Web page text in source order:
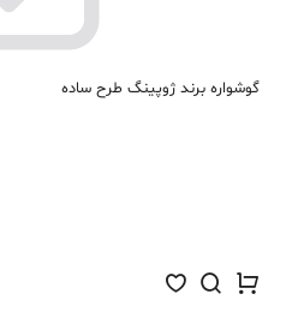
گوشواره برند ژوپینگ طرح ساده